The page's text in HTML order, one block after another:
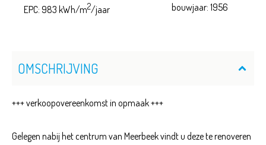
EPC: 983 kWh/m2/jaar bouwjaar: 1956
OMSCHRIJVING
+++ verkoopovereenkomst in opmaak +++
Gelegen nabij het centrum van Meerbeek vindt u deze te renoveren